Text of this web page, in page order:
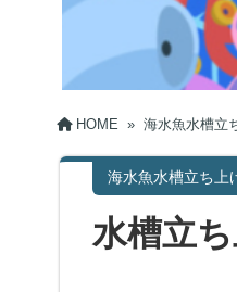
HOME » 海水魚水槽立
海水魚水槽立ち上
水槽立